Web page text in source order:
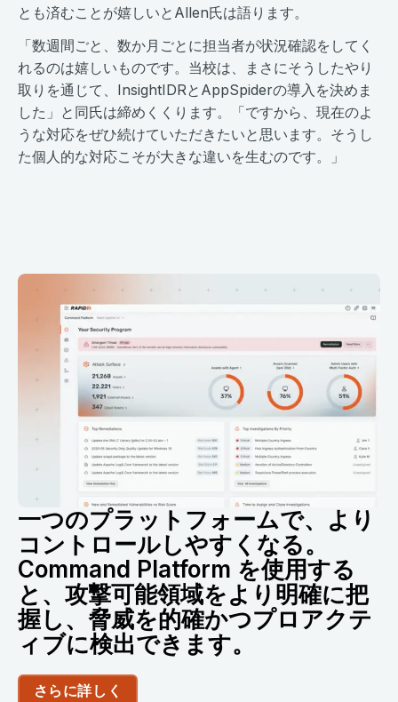
とも済むことが嬉しいとAllen氏は語ります。
「数週間ごと、数か月ごとに担当者が状況確認をしてく
れるのは嬉しいものです。当校は、まさにそうしたやり
取りを通じて、InsightIDRとAppSpiderの導入を決めま
した」と同氏は締めくくります。「ですから、現在のよ
うな対応をぜひ続けていただきたいと思います。そうし
た個人的な対応こそが大きな違いを生むのです。」
一つのプラットフォームで、より
コントロールしやすくなる。
Command Platform を使用する
と、攻撃可能領域をより明確に把
握し、脅威を的確かつプロアクテ
ィブに検出できます。
さらに詳しく